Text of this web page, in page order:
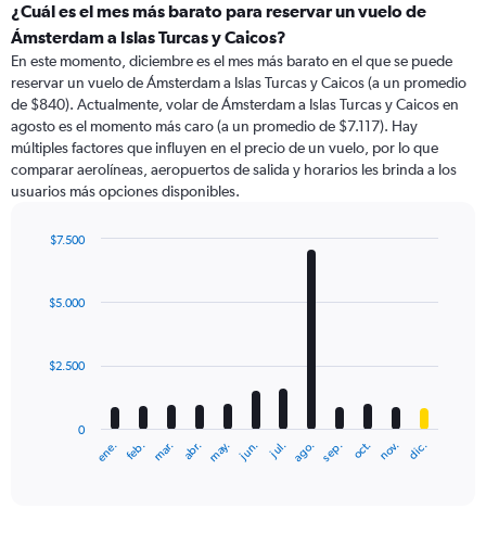
¿Cuál es el mes más barato para reservar un vuelo de
Ámsterdam a Islas Turcas y Caicos?
En este momento, diciembre es el mes más barato en el que se puede
reservar un vuelo de Ámsterdam a Islas Turcas y Caicos (a un promedio
de $840). Actualmente, volar de Ámsterdam a Islas Turcas y Caicos en
agosto es el momento más caro (a un promedio de $7.117). Hay
múltiples factores que influyen en el precio de un vuelo, por lo que
comparar aerolíneas, aeropuertos de salida y horarios les brinda a los
usuarios más opciones disponibles.
with
12
The
ene. feb. mar. abr. may. jun. jul. ago. sep. oct. nov. dic.
0
$2.500
$5.000
$7.500